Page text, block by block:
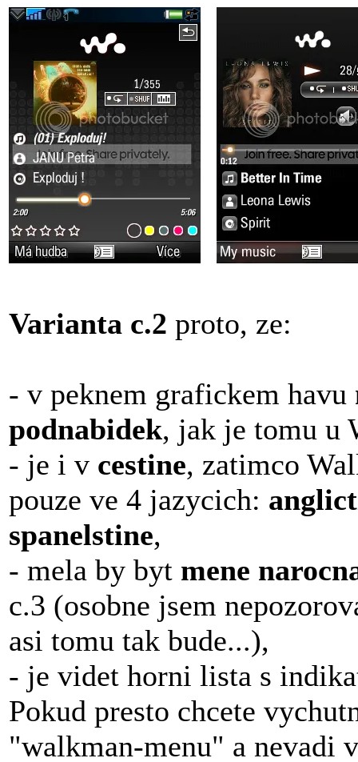
Varianta c.2 proto, ze:
- v peknem grafickem havu
podnabidek, jak je tomu u
- je i v cestine, zatimco
pouze ve 4 jazycich:
spanelstine,
- mela by byt mene
c.3 (osobne jsem
asi tomu tak bude...),
- je videt horni lista s
Pokud presto chcete
"walkman-menu" a nevadi